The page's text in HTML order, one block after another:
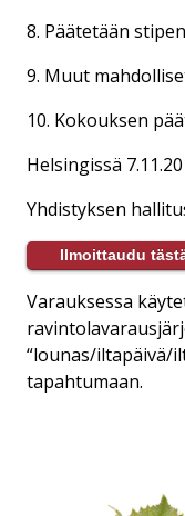
8. Päätetään
9. Muut
10. Kokouksen
Helsingissä
Yhdistyksen
Ilmoittaudu
Varauksessa
“lounas/iltapäivä/
tapahtumaan.